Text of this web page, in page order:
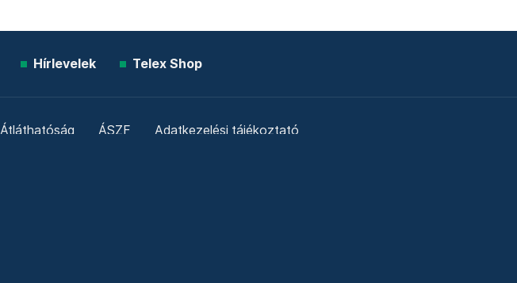
Hírlevelek Telex Shop
Átláthatóság ÁSZF Adatkezelési tájékoztató